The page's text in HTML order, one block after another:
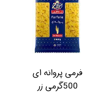
فرمی پروانه ای
500گرمی زر